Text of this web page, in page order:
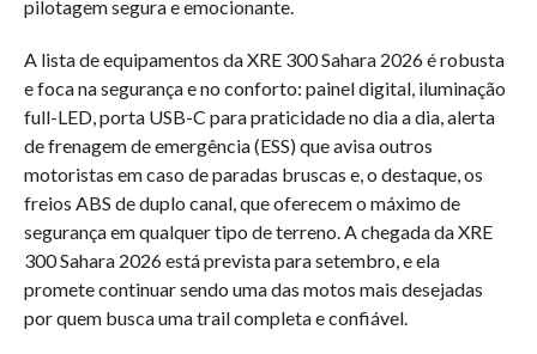
pilotagem segura e emocionante.
A lista de equipamentos da XRE 300 Sahara 2026 é robusta
e foca na segurança e no conforto: painel digital, iluminação
full-LED, porta USB-C para praticidade no dia a dia, alerta
de frenagem de emergência (ESS) que avisa outros
motoristas em caso de paradas bruscas e, o destaque, os
freios ABS de duplo canal, que oferecem o máximo de
segurança em qualquer tipo de terreno. A chegada da XRE
300 Sahara 2026 está prevista para setembro, e ela
promete continuar sendo uma das motos mais desejadas
por quem busca uma trail completa e confiável.